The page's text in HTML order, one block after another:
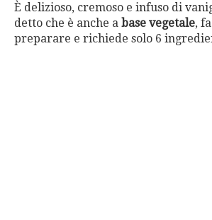
È delizioso, cremoso e infuso di
detto che è anche a base vegetale,
preparare e richiede solo 6